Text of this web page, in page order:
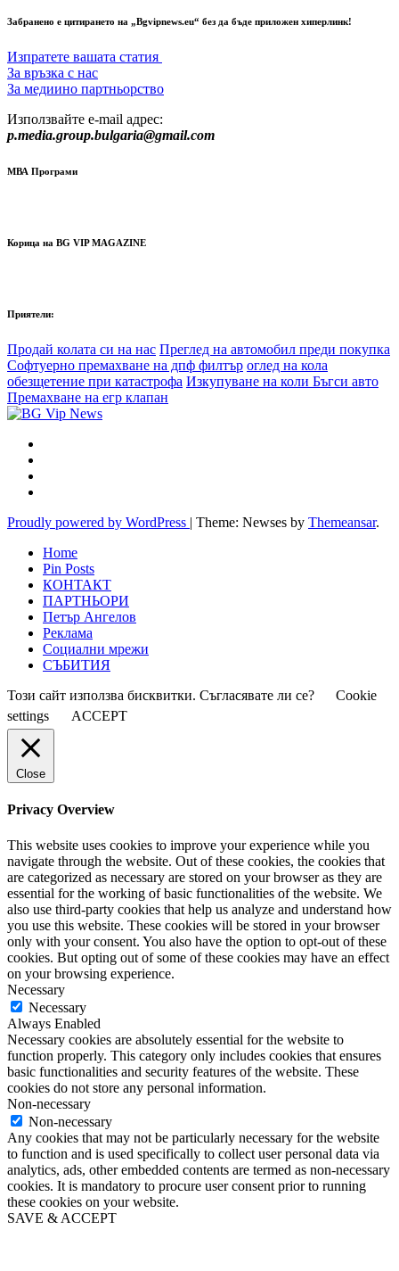
Забранено е цитирането на „Bgvipnews.eu“ без да бъде приложен хиперлинк!
Изпратете вашата статия
За връзка с нас
За медиино партньорство
Използвайте e-mail адрес:
p.media.group.bulgaria@gmail.com
МВА Програми
Корица на BG VIP MAGAZINE
Приятели:
Продай колата си на нас Преглед на автомобил преди покупка
Софтуерно премахване на дпф филтър оглед на кола
обезщетение при катастрофа Изкупуване на коли Бъгси авто
Премахване на егр клапан
Proudly powered by WordPress | Theme: Newses by Themeansar.
Home
Pin Posts
КОНТАКТ
ПАРТНЬОРИ
Петър Ангелов
Реклама
Социални мрежи
СЪБИТИЯ
Този сайт използва бисквитки. Съгласявате ли се?
Cookie
settings
ACCEPT
Close
Privacy Overview
This website uses cookies to improve your experience while you
navigate through the website. Out of these cookies, the cookies that
are categorized as necessary are stored on your browser as they are
essential for the working of basic functionalities of the website. We
also use third-party cookies that help us analyze and understand how
you use this website. These cookies will be stored in your browser
only with your consent. You also have the option to opt-out of these
cookies. But opting out of some of these cookies may have an effect
on your browsing experience.
Necessary
Necessary
Always Enabled
Necessary cookies are absolutely essential for the website to
function properly. This category only includes cookies that ensures
basic functionalities and security features of the website. These
cookies do not store any personal information.
Non-necessary
Non-necessary
Any cookies that may not be particularly necessary for the website
to function and is used specifically to collect user personal data via
analytics, ads, other embedded contents are termed as non-necessary
cookies. It is mandatory to procure user consent prior to running
these cookies on your website.
SAVE & ACCEPT